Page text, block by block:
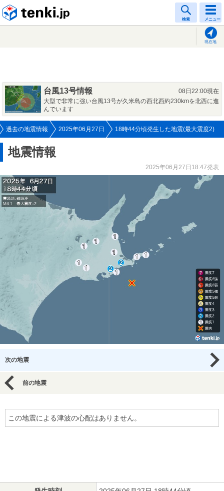
検索 メニュー
現在地
台風13号情報
08日22:00現在
大型で非常に強い台風13号が久米島の西北西約230kmを北西に進
んでいます
過去の地震情報 2025年06月27日 18時44分頃発生した地震(最大震度2)
地震情報
2025年06月27日18:47発表
次の地震
前の地震
この地震による津波の心配はありません。